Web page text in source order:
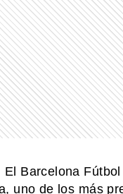
El Barcelona
uno de los más